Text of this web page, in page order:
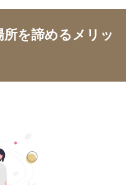
を諦めるメリッ